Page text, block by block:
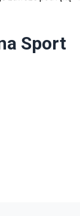
Sport